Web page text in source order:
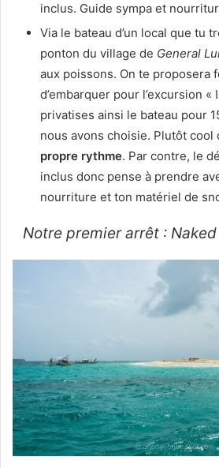
inclus. Guide sympa et
Via le bateau d’un local que tu
ponton du village de General
aux poissons. On te proposera
d’embarquer pour l’excursion «
privatises ainsi le bateau pour
nous avons choisie. Plutôt cool
propre rythme. Par contre, le
inclus donc pense à prendre
nourriture et ton matériel de
Notre premier arrêt : Naked